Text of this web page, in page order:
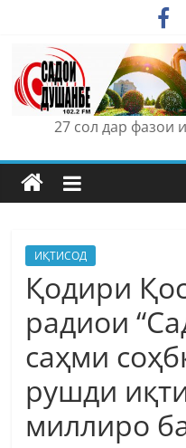
content
27 сол дар фазои
ИҚТИСОД
Қодири
радиои
саҳми
рушди
миллиро